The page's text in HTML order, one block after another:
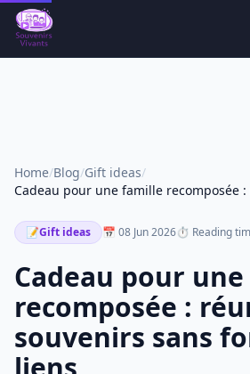
Home/Blog/Gift ideas/
📝Gift ideas 📅 08 Jun 2026⏱ Reading
Cadeau pour
recomposée :
souvenirs sans